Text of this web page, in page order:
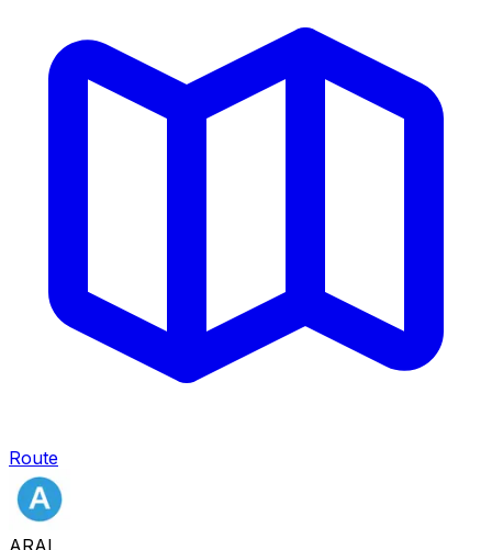
Route
ARAL